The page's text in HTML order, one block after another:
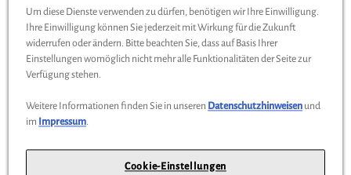
Herren Parfum Land, 100 ml - Mercedes-Benz
B66959760
Die holzig-warme Duftkomposition vereint markante Noten von
Patchouli mit der besonderen Intensität von Kakaoschale und einem
Duft, der sowohl kraftvoll als auch raffiniert wirkt.
Um diese Dienste verwenden zu dürfen, benötigen wir Ihre Einwilligung.
Ihre Einwilligung können Sie jederzeit mit Wirkung für die Zukunft
widerrufen oder ändern. Bitte beachten Sie, dass auf Basis Ihrer
Einstellungen womöglich nicht mehr alle Funktionalitäten der Seite zur
Verfügung stehen.
Weitere Informationen finden Sie in unseren Datenschutzhinweisen und
im Impressum.
Cookie-Einstellungen